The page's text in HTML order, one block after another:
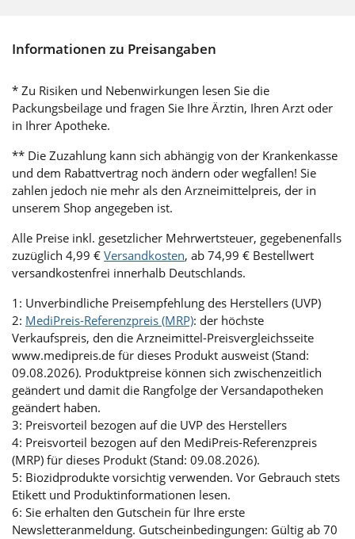
Informationen zu Preisangaben
* Zu Risiken und Nebenwirkungen lesen Sie die
Packungsbeilage und fragen Sie Ihre Ärztin, Ihren Arzt oder
in Ihrer Apotheke.
** Die Zuzahlung kann sich abhängig von der Krankenkasse
und dem Rabattvertrag noch ändern oder wegfallen! Sie
zahlen jedoch nie mehr als den Arzneimittelpreis, der in
unserem Shop angegeben ist.
Alle Preise inkl. gesetzlicher Mehrwertsteuer, gegebenenfalls
zuzüglich 4,99 € Versandkosten, ab 74,99 € Bestellwert
versandkostenfrei innerhalb Deutschlands.
1: Unverbindliche Preisempfehlung des Herstellers (UVP)
2: MediPreis-Referenzpreis (MRP): der höchste
Verkaufspreis, den die Arzneimittel-Preisvergleichsseite
www.medipreis.de für dieses Produkt ausweist (Stand:
09.08.2026). Produktpreise können sich zwischenzeitlich
geändert und damit die Rangfolge der Versandapotheken
geändert haben.
3: Preisvorteil bezogen auf die UVP des Herstellers
4: Preisvorteil bezogen auf den MediPreis-Referenzpreis
(MRP) für dieses Produkt (Stand: 09.08.2026).
5: Biozidprodukte vorsichtig verwenden. Vor Gebrauch stets
Etikett und Produktinformationen lesen.
6: Sie erhalten den Gutschein für Ihre erste
Newsletteranmeldung. Gutscheinbedingungen: Gültig ab 70